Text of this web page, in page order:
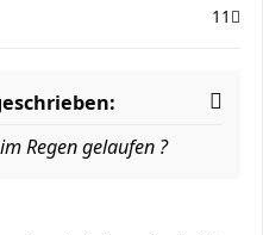
11
Regen gelaufen ?